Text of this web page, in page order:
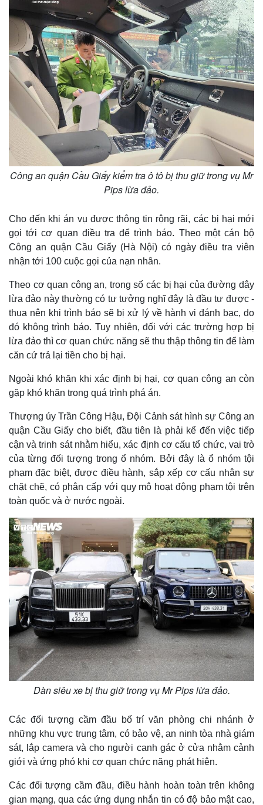
Thế giới
Quan sát
Cuộc sống đó đây
Multimedia
Video
Ảnh
Infographic
Công an quận Cầu Giấy kiểm tra ô tô bị thu giữ trong vụ Mr
Pips lừa đảo.
Cho đến khi án vụ được thông tin rộng rãi, các bị hại mới
gọi tới cơ quan điều tra để trình báo. Theo một cán bộ
Công an quận Cầu Giấy (Hà Nội) có ngày điều tra viên
nhận tới 100 cuộc gọi của nạn nhân.
Theo cơ quan công an, trong số các bị hại của đường dây
lừa đảo này thường có tư tưởng nghĩ đây là đầu tư được -
thua nên khi trình báo sẽ bị xử lý về hành vi đánh bạc, do
đó không trình báo. Tuy nhiên, đối với các trường hợp bị
lừa đảo thì cơ quan chức năng sẽ thu thập thông tin để làm
căn cứ trả lại tiền cho bị hại.
Ngoài khó khăn khi xác định bị hại, cơ quan công an còn
gặp khó khăn trong quá trình phá án.
Thượng úy Trần Công Hậu, Đội Cảnh sát hình sự Công an
quận Cầu Giấy cho biết, đầu tiên là phải kể đến việc tiếp
cận và trinh sát nhằm hiểu, xác định cơ cấu tổ chức, vai trò
của từng đối tượng trong ổ nhóm. Bởi đây là ổ nhóm tội
phạm đặc biệt, được điều hành, sắp xếp cơ cấu nhân sự
chặt chẽ, có phân cấp với quy mô hoạt động phạm tội trên
toàn quốc và ở nước ngoài.
Dàn siêu xe bị thu giữ trong vụ Mr Pips lừa đảo.
Các đối tượng cầm đầu bố trí văn phòng chi nhánh ở
những khu vực trung tâm, có bảo vệ, an ninh tòa nhà giám
sát, lắp camera và cho người canh gác ở cửa nhằm cảnh
giới và ứng phó khi cơ quan chức năng phát hiện.
Các đối tượng cầm đầu, điều hành hoàn toàn trên không
gian mạng, qua các ứng dụng nhắn tin có độ bảo mật cao,